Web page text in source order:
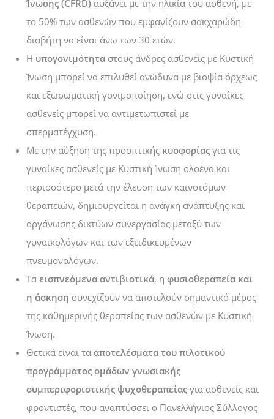
Ίνωσης (CFRD) αυξάνει με την ηλικία του ασθενή, με
το 50% των ασθενών που εμφανίζουν σακχαρώδη
διαβήτη να είναι άνω των 30 ετών.
Η υπογονιμότητα στους άνδρες ασθενείς με Κυστική
Ίνωση μπορεί να επιλυθεί ανώδυνα με βιοψία όρχεως
και εξωσωματική γονιμοποίηση, ενώ στις γυναίκες
ασθενείς μπορεί να αντιμετωπιστεί με
σπερματέγχυση.
Με την αύξηση της προοπτικής κυοφορίας για τις
γυναίκες ασθενείς με Κυστική Ίνωση ολοένα και
περισσότερο μετά την έλευση των καινοτόμων
θεραπειών, δημιουργείται η ανάγκη ανάπτυξης και
οργάνωσης δικτύων συνεργασίας μεταξύ των
γυναικολόγων και των εξειδικευμένων
πνευμονολόγων.
Τα εισπνεόμενα αντιβιοτικά, η φυσιοθεραπεία και
η άσκηση συνεχίζουν να αποτελούν σημαντικό μέρος
της καθημερινής θεραπείας των ασθενών με Κυστική
Ίνωση.
Θετικά είναι τα αποτελέσματα του πιλοτικού
προγράμματος ομάδων γνωσιακής
συμπεριφοριστικής ψυχοθεραπείας για ασθενείς και
φροντιστές, που αναπτύσσει ο Πανελλήνιος Σύλλογος